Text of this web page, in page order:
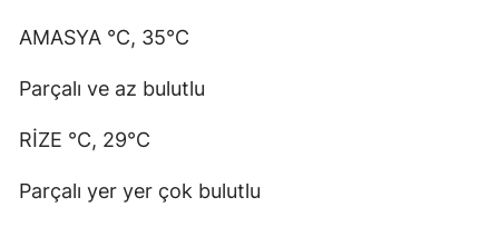
AMASYA °C, 35°C
Parçalı ve az bulutlu
RİZE °C, 29°C
Parçalı yer yer çok bulutlu